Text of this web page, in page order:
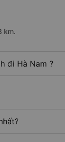
km.
đi Hà Nam ?